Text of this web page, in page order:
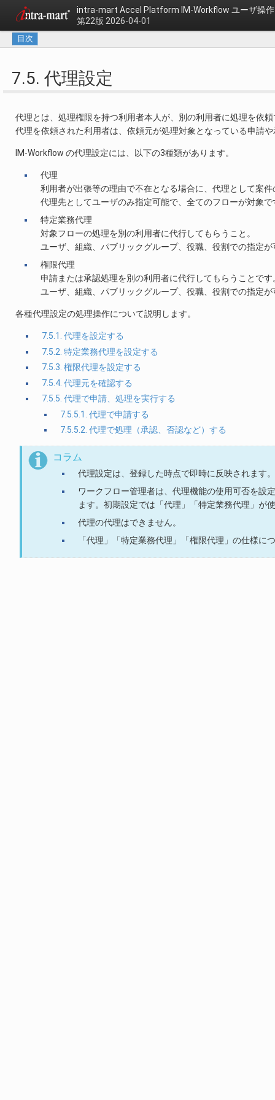
intra-mart Accel Platform IM-Workflow ユーザ操
第22版 2026-04-01
目次
7.5. 代理設定
代理とは、処理権限を持つ利用者本人が、別の利用者に処理を依
代理を依頼された利用者は、依頼元が処理対象となっている申請
IM-Workflow の代理設定には、以下の3種類があります。
代理
利用者が出張等の理由で不在となる場合に、代理として案
代理先としてユーザのみ指定可能で、全てのフローが対象で
特定業務代理
対象フローの処理を別の利用者に代行してもらうこと。
ユーザ、組織、パブリックグループ、役職、役割での指定
権限代理
申請または承認処理を別の利用者に代行してもらうことです
ユーザ、組織、パブリックグループ、役職、役割での指定
各種代理設定の処理操作について説明します。
7.5.1. 代理を設定する
7.5.2. 特定業務代理を設定する
7.5.3. 権限代理を設定する
7.5.4. 代理元を確認する
7.5.5. 代理で申請、処理を実行する
7.5.5.1. 代理で申請する
7.5.5.2. 代理で処理（承認、否認など）する
コラム
代理設定は、登録した時点で即時に反映されます。
ワークフロー管理者は、代理機能の使用可否を設
ます。初期設定では「代理」「特定業務代理」が
代理の代理はできません。
「代理」「特定業務代理」「権限代理」の仕様に